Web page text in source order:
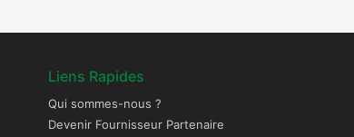
Liens Rapides
Qui sommes-nous ?
Devenir Fournisseur Partenaire